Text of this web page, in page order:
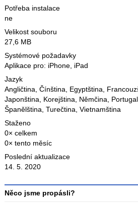
Potřeba instalace
ne
Velikost souboru
27,6 MB
Systémové požadavky
Aplikace pro: iPhone, iPad
Jazyk
Angličtina, Čínština, Egyptština,
Japonština, Korejština, Němčina,
Španělština, Turečtina, Vietnamština
Staženo
0× celkem
0× tento měsíc
Poslední aktualizace
14. 5. 2020
Něco jsme propásli?